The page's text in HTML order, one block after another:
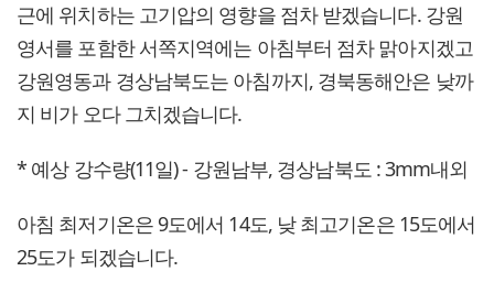
근에 위치하는 고기압의 영향을 점차 받겠습니다. 강원
영서를 포함한 서쪽지역에는 아침부터 점차 맑아지겠고
강원영동과 경상남북도는 아침까지, 경북동해안은 낮까
지 비가 오다 그치겠습니다.
* 예상 강수량(11일) - 강원남부, 경상남북도 : 3mm내외
아침 최저기온은 9도에서 14도, 낮 최고기온은 15도에서
25도가 되겠습니다.